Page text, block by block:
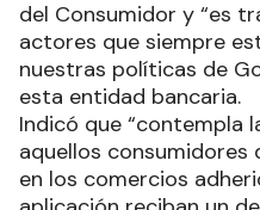
del Consumidor y “es
actores que siempre
nuestras políticas de
esta entidad bancaria.
Indicó que “contempla
aquellos consumidores
en los comercios